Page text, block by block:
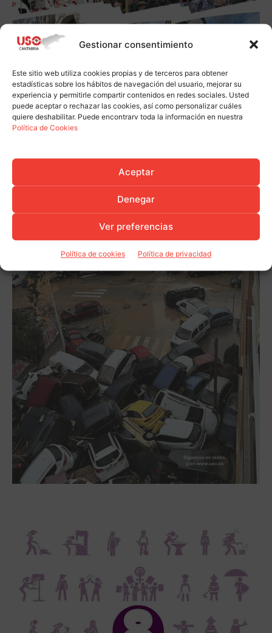
Gestionar consentimiento
Este sitio web utiliza cookies propias y de terceros para obtener
estadísticas sobre los hábitos de navegación del usuario, mejorar su
experiencia y permitirle compartir contenidos en redes sociales. Usted
puede aceptar o rechazar las cookies, así como personalizar cuáles
quiere deshabilitar. Puede encontrarv toda la información en nuestra
Política de Cookies
Aceptar
Denegar
Ver preferencias
Política de cookies Política de privacidad